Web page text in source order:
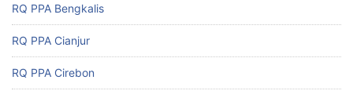
RQ PPA Bengkalis
RQ PPA Cianjur
RQ PPA Cirebon